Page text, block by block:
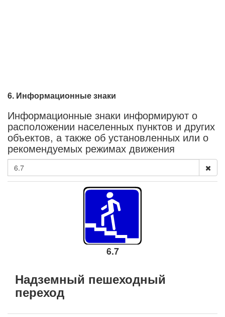
6. Информационные знаки
Информационные знаки информируют о
расположении населенных пунктов и других
объектов, а также об установленных или о
рекомендуемых режимах движения
6.7
Надземный пешеходный
переход